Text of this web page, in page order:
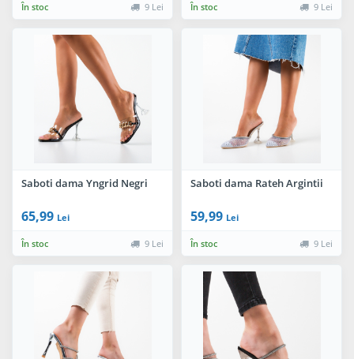
În stoc 9 Lei În stoc 9 Lei
Saboti dama Yngrid Negri
65,99 Lei
În stoc 9 Lei
Saboti dama Rateh Argintii
59,99 Lei
În stoc 9 Lei